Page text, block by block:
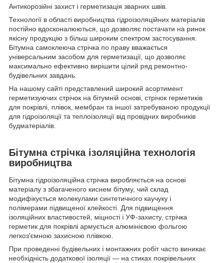
Антикорозійні захист і герметизація зварних швів.
Технології в області виробництва гідроізоляційних матеріалів
постійно вдосконалюються, що дозволяє постачати на ринок
якісну продукцію з більш широким спектром застосування.
Бітумна самоклеюча стрічка по праву вважається
універсальним засобом для герметизації, що дозволяє
максимально ефективно вирішити цілий ряд ремонтно-
будівельних завдань.
На нашому сайті представлений широкий асортимент
герметизуючих стрічок на бітумній основі, стрічок герметиків
для покрівлі, плівок, мембран та іншої затребуваною продукції
для гідроізоляції та теплоізоляції від провідних виробників
будматеріалів.
Бітумна стрічка ізоляційна технологія
виробництва
Бітумна гідроізоляційна стрічка виробляється на основі
матеріалу з збагаченого киснем бітуму, чий склад
модифікується молекулами синтетичного каучуку і
полімерами підвищеної клейкості. Для підвищення
ізоляційних властивостей, міцності і УФ-захисту, стрічка
герметик для покрівлі армується алюмінієвою фольгою
легкоз'ємною захисною плівкою.
При проведенні будівельних і монтажних робіт часто виникає
необхідність додаткової ізоляції — на стиках покрівельних